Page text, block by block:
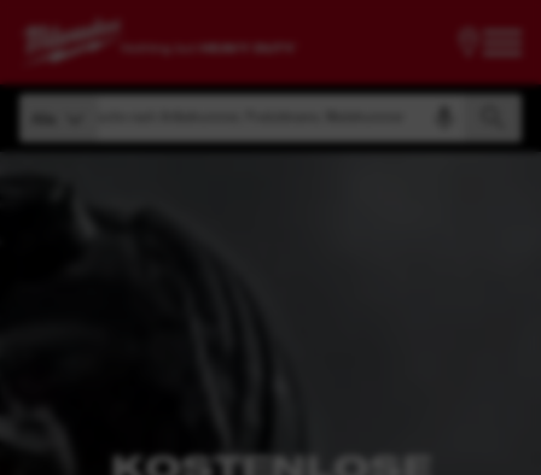
Suche nach Artikelnummer, Produktname, Modelnummer